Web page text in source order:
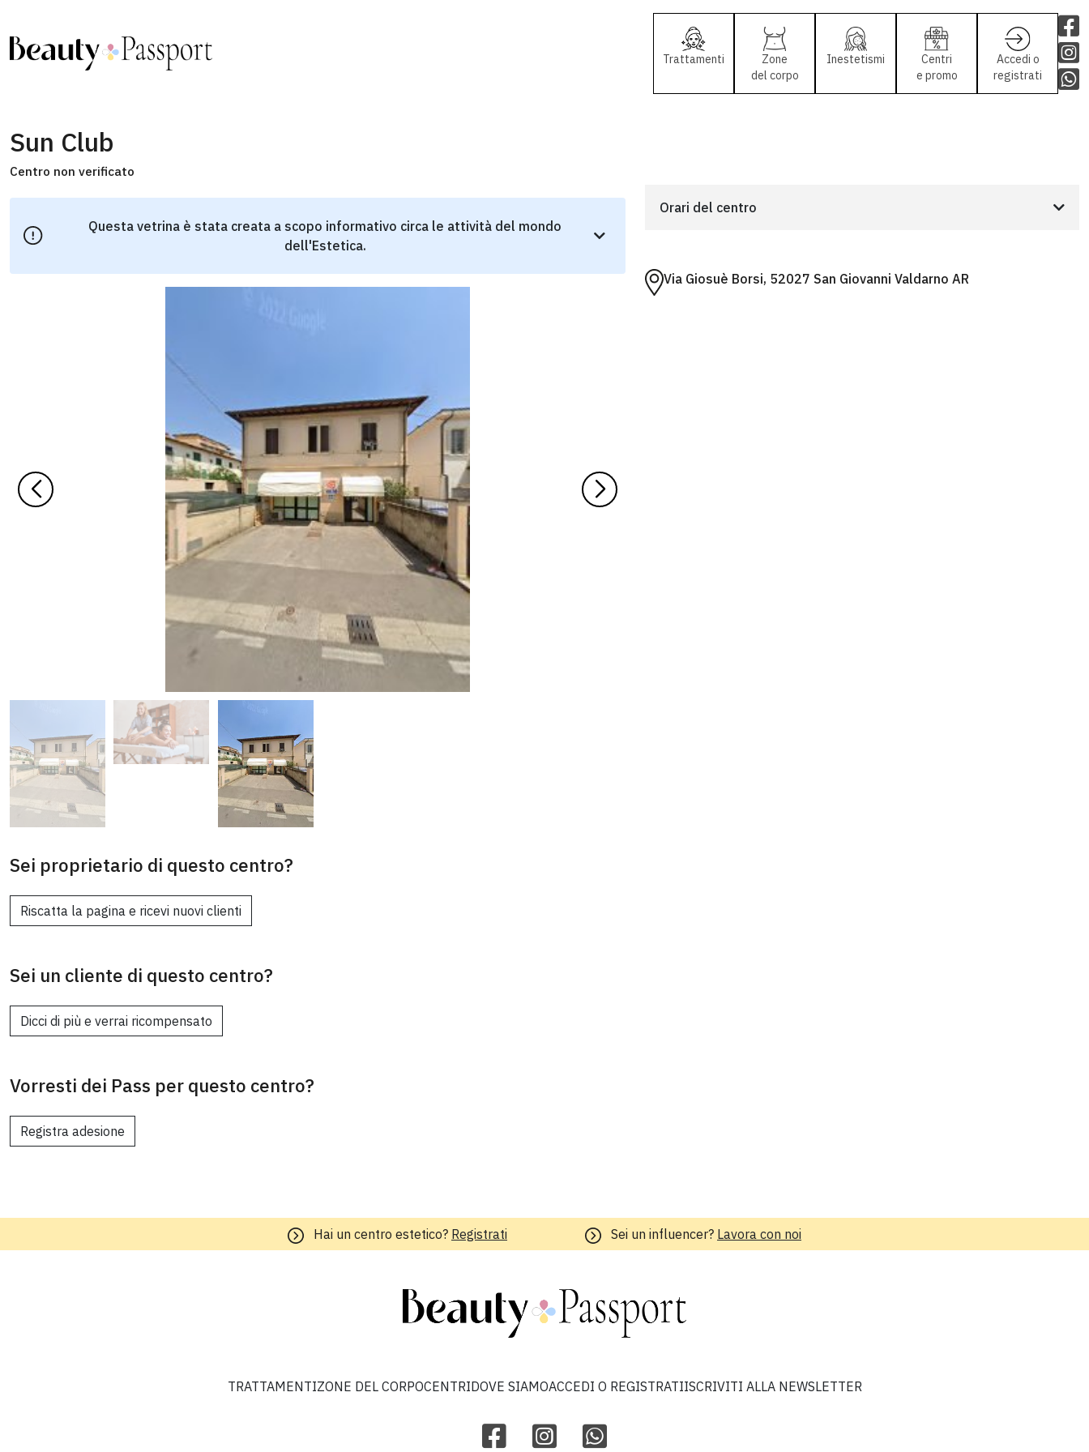
Trattamenti
Zone
del corpo
Inestetismi
Centri
e promo
Accedi o
registrati
Sun Club
Centro non verificato
Questa vetrina è stata creata a scopo informativo circa le attività del mondo
dell'Estetica.
Sei proprietario di questo centro?
Riscatta la pagina e ricevi nuovi clienti
Sei un cliente di questo centro?
Dicci di più e verrai ricompensato
Vorresti dei Pass per questo centro?
Registra adesione
Orari del centro
Via Giosuè Borsi, 52027 San Giovanni Valdarno AR
Hai un centro estetico? Registrati Sei un influencer? Lavora con noi
TRATTAMENTIZONE DEL CORPOCENTRIDOVE SIAMOACCEDI O REGISTRATIISCRIVITI ALLA NEWSLETTER